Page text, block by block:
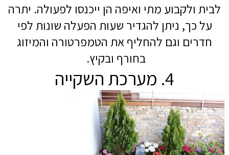
לבית ולקבוע מתי ואיפה הן ייכנסו לפעולה. יתרה
על כך, ניתן להגדיר שעות הפעלה שונות לפי
חדרים וגם להחליף את הטמפרטורה והמיזוג
בחורף ובקיץ.
4. מערכת השקייה